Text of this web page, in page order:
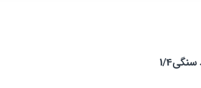
4